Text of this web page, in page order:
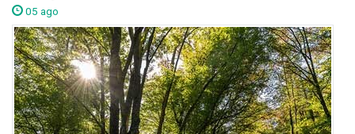
05 ago